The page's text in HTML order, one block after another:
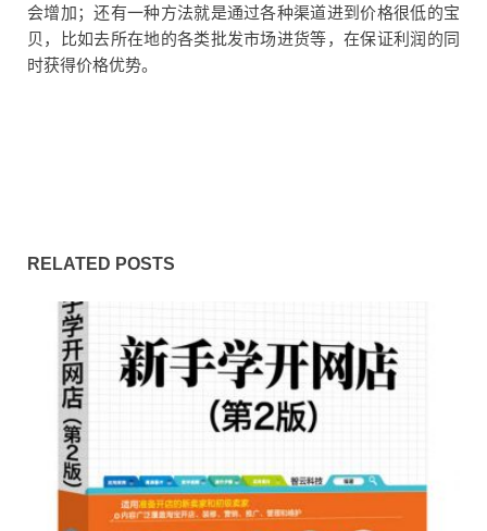
会增加；还有一种方法就是通过各种渠道进到价格很低的宝
贝，比如去所在地的各类批发市场进货等，在保证利润的同
时获得价格优势。
RELATED POSTS